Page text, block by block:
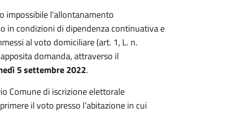
impossibile l'allontanamento
in condizioni di dipendenza continuativa e
al voto domiciliare (art. 1, L. n.
domanda, attraverso il
5 settembre 2022.
Comune di iscrizione elettorale
il voto presso l’abitazione in cui